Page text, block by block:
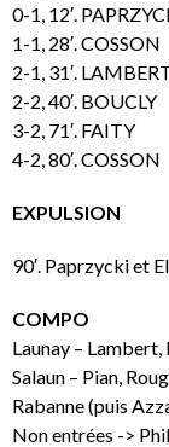
0-1, 12′.
1-1, 28′. COSSON
2-1, 31′.
2-2, 40′. BOUCLY
3-2, 71′. FAITY
4-2, 80′. COSSON
EXPULSION
90′. Paprzycki et
COMPO
Launay – Lambert,
Salaun – Pian,
Rabanne (puis
Non entrées ->